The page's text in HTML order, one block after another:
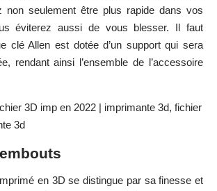
non seulement être plus rapide dans vos
éviterez aussi de vous blesser. Il faut
clé Allen est dotée d’un support qui sera
rendant ainsi l’ensemble de l’accessoire
en 3D se distingue par sa finesse et